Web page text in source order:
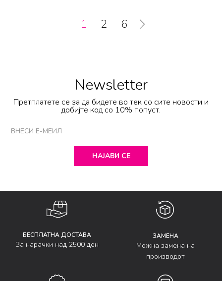
1 2 6
Newsletter
Претплатете се за да бидете во тек со сите новости и
добијте код со 10% попуст.
НАЈАВИ СЕ
БЕСПЛАТНА ДОСТАВА
За нарачки над 2500 ден
ЗАМЕНА
Можна замена на
производот